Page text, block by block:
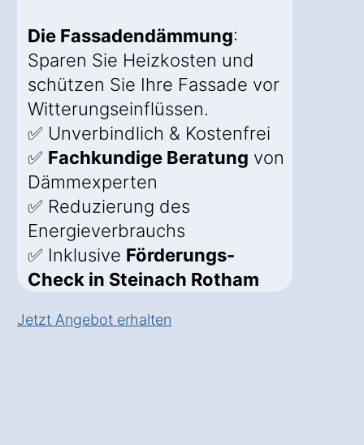
Die Fassadendämmung:
Sparen Sie Heizkosten und
schützen Sie Ihre Fassade vor
Witterungseinflüssen.
✅ Unverbindlich & Kostenfrei
✅ Fachkundige Beratung von
Dämmexperten
✅ Reduzierung des
Energieverbrauchs
✅ Inklusive Förderungs-
Check in Steinach Rotham
Jetzt Angebot erhalten